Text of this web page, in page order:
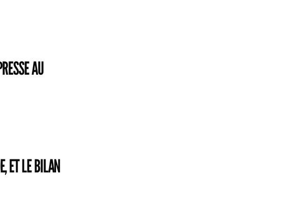
AU
ET LE BILAN